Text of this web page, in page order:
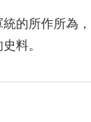
的所作所為
料。